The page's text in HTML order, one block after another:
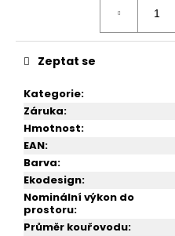
Kategorie:
Záruka:
Hmotnost:
EAN:
Barva:
Ekodesign:
Nominální výkon do
prostoru:
Průměr kouřovodu:
Zeptat se
e
m
KRBOVÁ
KAMNA
VICTORIA
NERO
14
999
Kč